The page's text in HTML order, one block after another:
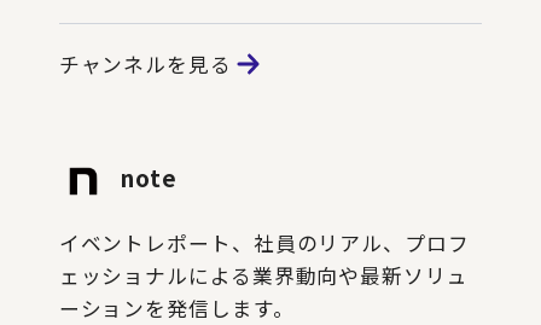
チャンネルを見る
note
イベントレポート、社員のリアル、プロフ
ェッショナルによる業界動向や最新ソリュ
ーションを発信します。